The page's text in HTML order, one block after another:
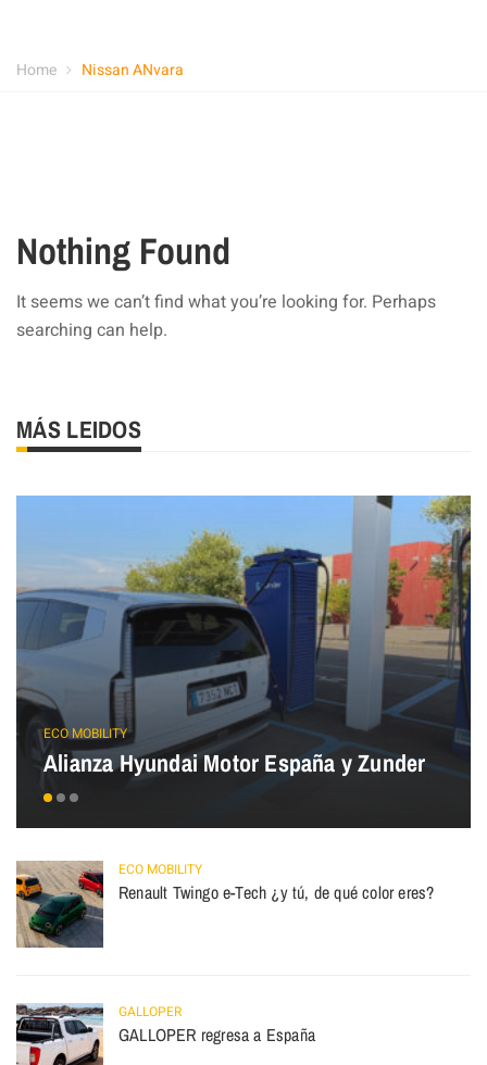
Home Nissan ANvara
Nothing Found
It seems we can’t find what you’re looking for. Perhaps
searching can help.
MÁS LEIDOS
ECO MOBILITY
Alianza Hyundai Motor España y Zunder
ECO MOBILITY
Renault Twingo e-Tech ¿y tú, de qué color eres?
GALLOPER
GALLOPER regresa a España